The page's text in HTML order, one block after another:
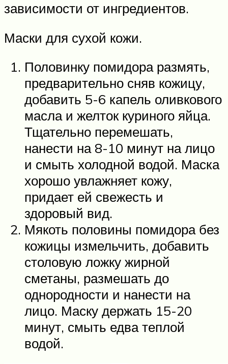
зависимости от ингредиентов.
Маски для сухой кожи.
Половинку помидора размять,
предварительно сняв кожицу,
добавить 5-6 капель оливкового
масла и желток куриного яйца.
Тщательно перемешать,
нанести на 8-10 минут на лицо
и смыть холодной водой. Маска
хорошо увлажняет кожу,
придает ей свежесть и
здоровый вид.
Мякоть половины помидора без
кожицы измельчить, добавить
столовую ложку жирной
сметаны, размешать до
однородности и нанести на
лицо. Маску держать 15-20
минут, смыть едва теплой
водой.